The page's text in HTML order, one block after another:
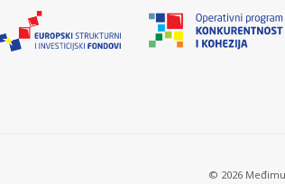
© 2026